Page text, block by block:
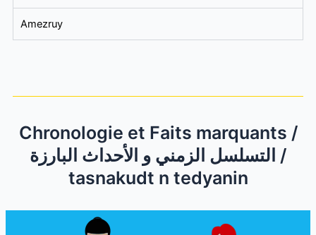
Amezruy
Chronologie et Faits marquants /
التسلسل الزمني و الأحداث البارزة /
tasnakudt n tedyanin